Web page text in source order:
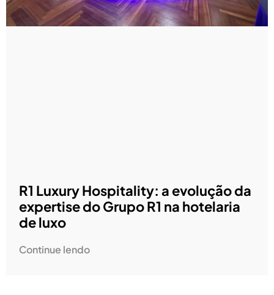
R1 Luxury Hospitality: a evolução da
expertise do Grupo R1 na hotelaria
de luxo
Continue lendo